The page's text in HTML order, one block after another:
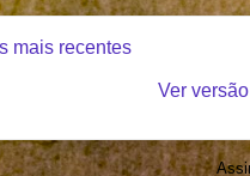
mais recentes
Ver